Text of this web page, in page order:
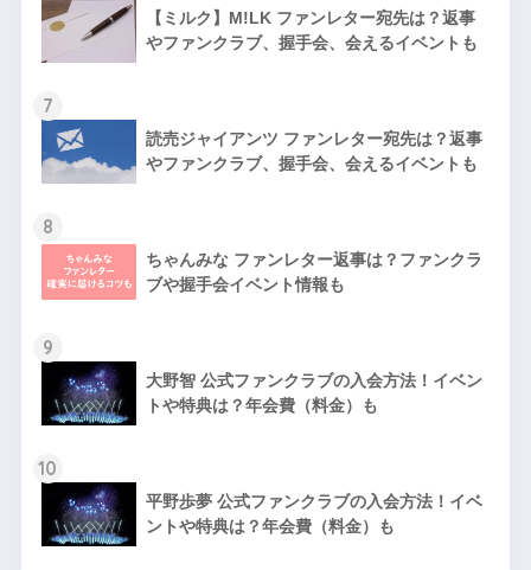
【ミルク】M!LK ファンレター宛先は？返事
やファンクラブ、握手会、会えるイベントも
7
読売ジャイアンツ ファンレター宛先は？返事
やファンクラブ、握手会、会えるイベントも
8
ちゃんみな ファンレター返事は？ファンクラ
ブや握手会イベント情報も
9
大野智 公式ファンクラブの入会方法！イベン
トや特典は？年会費（料金）も
10
平野歩夢 公式ファンクラブの入会方法！イベ
ントや特典は？年会費（料金）も